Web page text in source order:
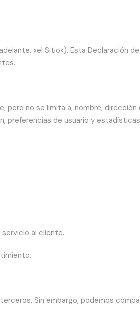
«el Sitio»). Esta Declaración
pero no se limita a, nombre,
preferencias de usuario y
al cliente.
Sin embargo, podemos